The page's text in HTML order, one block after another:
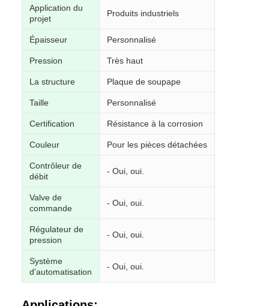
Application du
projet
Produits industriels
Épaisseur Personnalisé
Pression Très haut
La structure Plaque de soupape
Taille Personnalisé
Certification Résistance à la corrosion
Couleur Pour les pièces détachées
Contrôleur de
débit
- Oui, oui.
Valve de
commande
- Oui, oui.
Régulateur de
pression
- Oui, oui.
Système
d'automatisation
- Oui, oui.